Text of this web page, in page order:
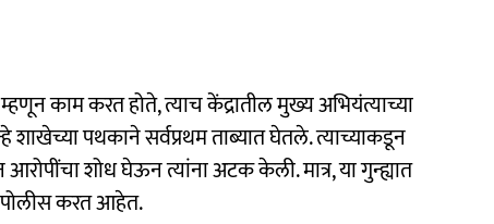
काम करत होते, त्याच केंद्रातील मुख्य अभियंत्याच्या
शाखेच्या पथकाने सर्वप्रथम ताब्यात घेतले. त्याच्याकडून
शोध घेऊन त्यांना अटक केली. मात्र, या गुन्ह्यात
करत आहेत.